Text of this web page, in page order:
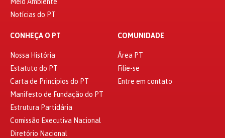
Notícias do PT
CONHEÇA O PT
Nossa História
Estatuto do PT
Carta de Princípios do PT
Manifesto de Fundação do PT
Estrutura Partidária
Comissão Executiva Nacional
Diretório Nacional
COMUNIDADE
Área PT
Filie-se
Entre em contato